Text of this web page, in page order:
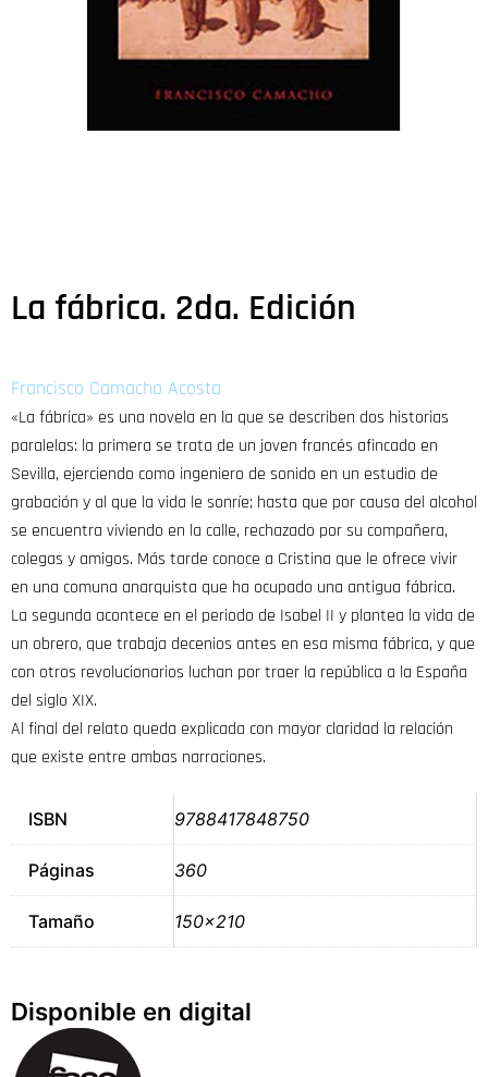
La fábrica. 2da. Edición
Francisco Camacho Acosta
«La fábrica» es una novela en la que se describen dos historias
paralelas: la primera se trata de un joven francés afincado en
Sevilla, ejerciendo como ingeniero de sonido en un estudio de
grabación y al que la vida le sonríe; hasta que por causa del alcohol
se encuentra viviendo en la calle, rechazado por su compañera,
colegas y amigos. Más tarde conoce a Cristina que le ofrece vivir
en una comuna anarquista que ha ocupado una antigua fábrica.
La segunda acontece en el periodo de Isabel II y plantea la vida de
un obrero, que trabaja decenios antes en esa misma fábrica, y que
con otros revolucionarios luchan por traer la república a la España
del siglo XIX.
Al final del relato queda explicada con mayor claridad la relación
que existe entre ambas narraciones.
ISBN 9788417848750
Páginas 360
Tamaño 150×210
Disponible en digital